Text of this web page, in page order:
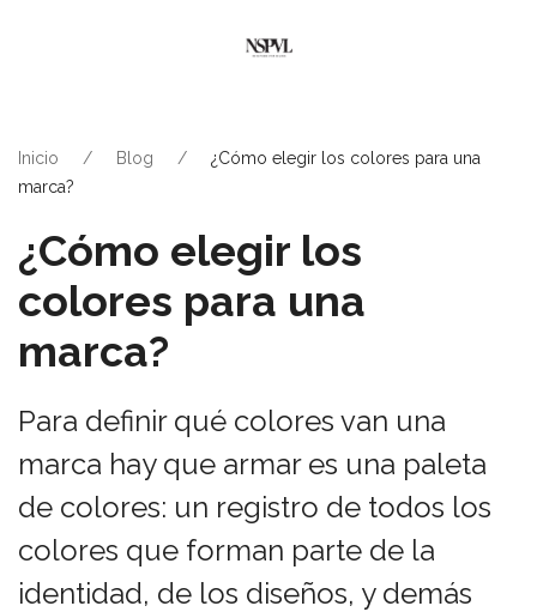
Inicio Blog
¿Cómo elegir los colores para una
marca?
¿Cómo elegir los
colores para una
marca?
Para definir qué colores van una
marca hay que armar es una paleta
de colores: un registro de todos los
colores que forman parte de la
identidad, de los diseños, y demás